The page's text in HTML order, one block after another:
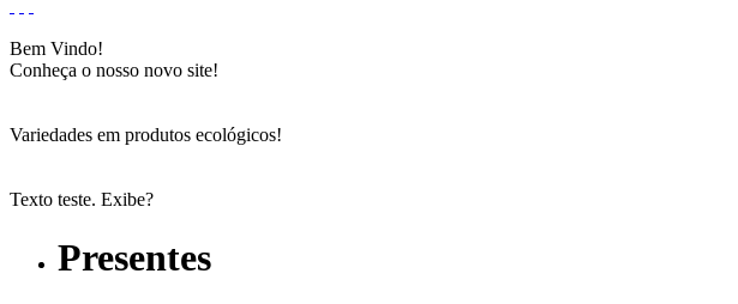
Bem Vindo!
Conheça o nosso novo site!
Variedades em produtos ecológicos!
Texto teste. Exibe?
Presentes